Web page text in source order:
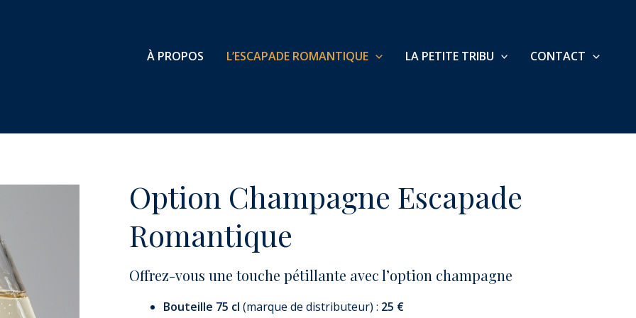
À PROPOS L’ESCAPADE ROMANTIQUE LA PETITE TRIBU CONTACT
Option Champagne Escapade
Romantique
Offrez-vous une touche pétillante avec l’option champagne
Bouteille 75 cl (marque de distributeur) : 25 €